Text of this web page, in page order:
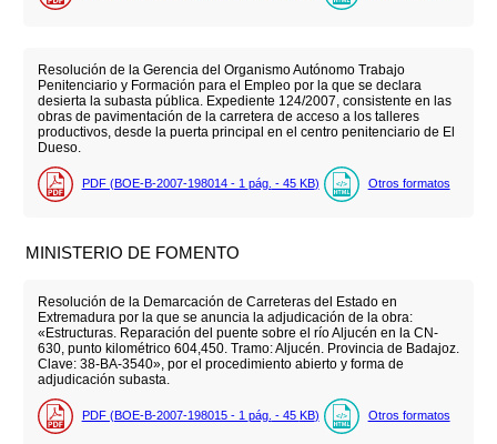
Resolución de la Gerencia del Organismo Autónomo Trabajo
Penitenciario y Formación para el Empleo por la que se declara
desierta la subasta pública. Expediente 124/2007, consistente en las
obras de pavimentación de la carretera de acceso a los talleres
productivos, desde la puerta principal en el centro penitenciario de El
Dueso.
PDF (BOE-B-2007-198014 - 1 pág. - 45 KB) Otros formatos
MINISTERIO DE FOMENTO
Resolución de la Demarcación de Carreteras del Estado en
Extremadura por la que se anuncia la adjudicación de la obra:
«Estructuras. Reparación del puente sobre el río Aljucén en la CN-
630, punto kilométrico 604,450. Tramo: Aljucén. Provincia de Badajoz.
Clave: 38-BA-3540», por el procedimiento abierto y forma de
adjudicación subasta.
PDF (BOE-B-2007-198015 - 1 pág. - 45 KB) Otros formatos